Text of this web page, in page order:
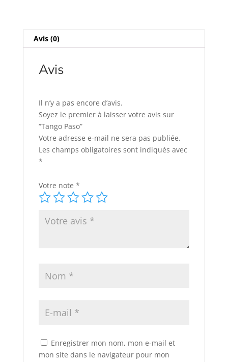
Avis (0)
Avis
Il n’y a pas encore d’avis.
Soyez le premier à laisser votre avis sur
“Tango Paso”
Votre adresse e-mail ne sera pas publiée.
Les champs obligatoires sont indiqués avec
*
Votre note *
Enregistrer mon nom, mon e-mail et
mon site dans le navigateur pour mon